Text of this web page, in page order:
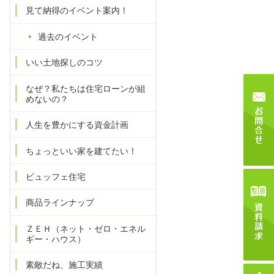
見て納得のイベント案内！
過去のイベント
いい土地探しのコツ
なぜ？私たちは住宅ローンが組
めないの？
人生を豊かにする資金計画
ちょっといい家を建てたい！
ビュッフェ住宅
商品ラインナップ
ＺＥＨ（ネット・ゼロ・エネル
ギー・ハウス）
素敵だね、施工実績